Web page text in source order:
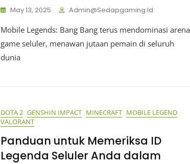
May 13, 2025 Admin@sedapgaming.id
Mobile Legends: Bang Bang terus mendominasi arena
game seluler, menawan jutaan pemain di seluruh
dunia
DOTA 2 GENSHIN IMPACT MINECRAFT MOBILE LEGEND
VALORANT
Panduan untuk Memeriksa ID
Legenda Seluler Anda dalam